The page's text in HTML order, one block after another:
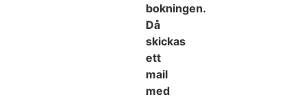
bokningen.
Då
skickas
ett
mail
med